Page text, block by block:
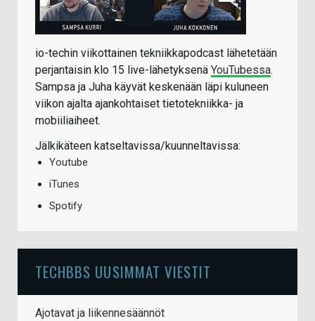
io-techin viikottainen tekniikkapodcast lähetetään
perjantaisin klo 15 live-lähetyksenä YouTubessa.
Sampsa ja Juha käyvät keskenään läpi kuluneen
viikon ajalta ajankohtaiset tietotekniikka- ja
mobiiliaiheet.
Jälkikäteen katseltavissa/kuunneltavissa:
Youtube
iTunes
Spotify
TECHBBS UUSIMMAT VIESTIT
Ajotavat ja liikennesäännöt